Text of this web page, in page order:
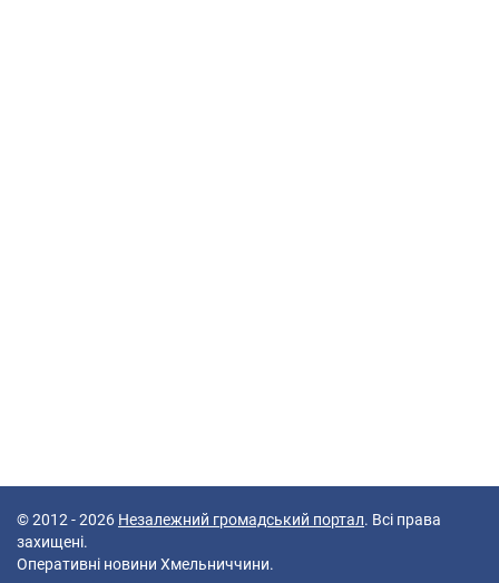
© 2012 - 2026 Незалежний громадський портал. Всі права
захищені.
Оперативні новини Хмельниччини.